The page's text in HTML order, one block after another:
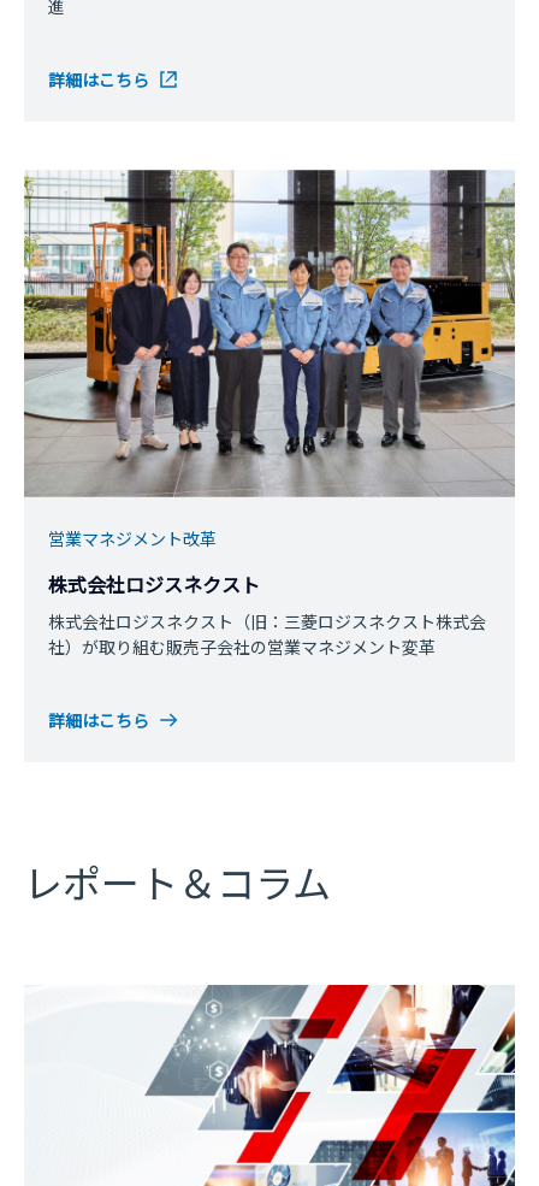
進
詳細はこちら
営業マネジメント改革
株式会社ロジスネクスト
株式会社ロジスネクスト（旧：三菱ロジスネクスト株式会
社）が取り組む販売子会社の営業マネジメント変革
詳細はこちら
レポート＆コラム